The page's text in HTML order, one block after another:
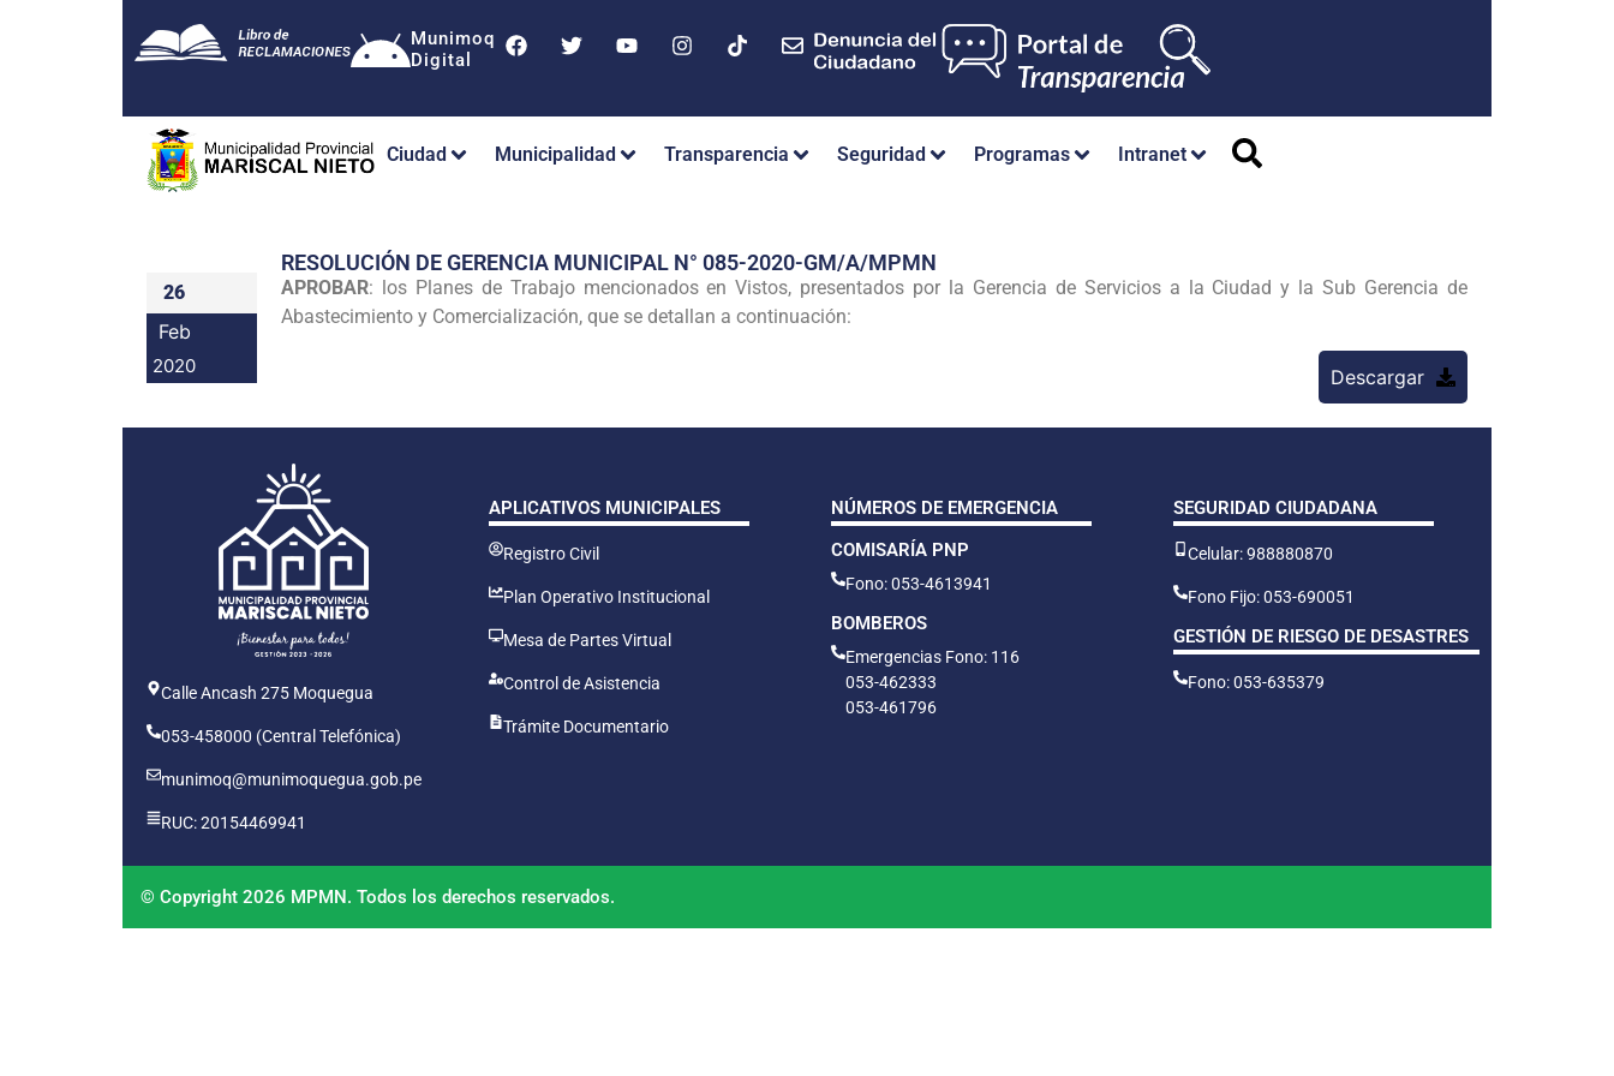
Munimoq
Digital
Ciudad Municipalidad Transparencia Seguridad Programas Intranet
26
Feb
2020
RESOLUCIÓN DE GERENCIA MUNICIPAL N° 085-2020-GM/A/MPMN
APROBAR: los Planes de Trabajo mencionados en Vistos, presentados por la Gerencia de Servicios a la Ciudad y la Sub Gerencia de
Abastecimiento y Comercialización, que se detallan a continuación:
Descargar
Calle Ancash 275 Moquegua
053-458000 (Central Telefónica)
munimoq@munimoquegua.gob.pe
RUC: 20154469941
APLICATIVOS MUNICIPALES
Registro Civil
Plan Operativo Institucional
Mesa de Partes Virtual
Control de Asistencia
Trámite Documentario
NÚMEROS DE EMERGENCIA
COMISARÍA PNP
Fono: 053-4613941
BOMBEROS
Emergencias Fono: 116
053-462333
053-461796
SEGURIDAD CIUDADANA
Celular: 988880870
Fono Fijo: 053-690051
GESTIÓN DE RIESGO DE DESASTRES
Fono: 053-635379
© Copyright 2026 MPMN. Todos los derechos reservados.